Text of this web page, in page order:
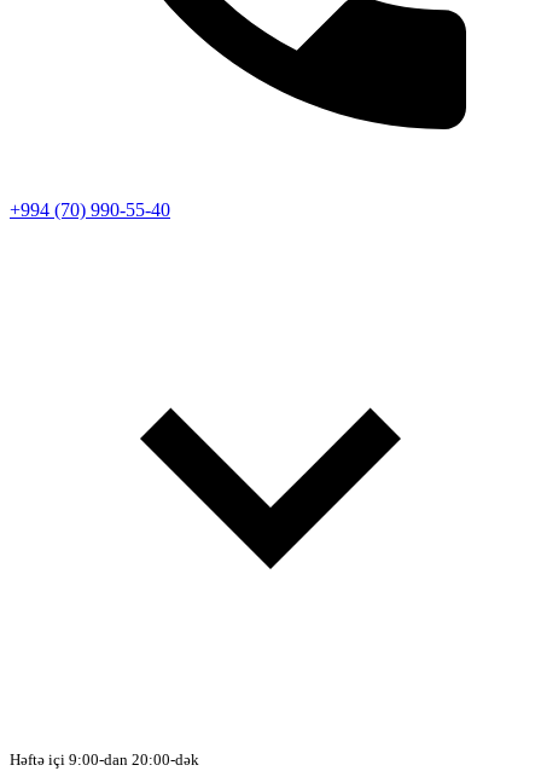
+994 (70) 990-55-40
Həftə içi 9:00-dan 20:00-dək